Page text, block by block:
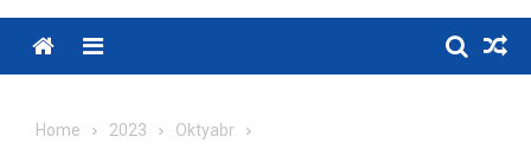
Home 2023
Oktyabr